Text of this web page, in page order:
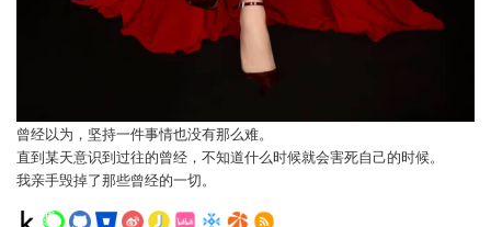
曾经以为，坚持一件事情也没有那么难。
直到某天意识到过往的曾经，不知道什么时候就会害死自己的时候。
我亲手毁掉了那些曾经的一切。